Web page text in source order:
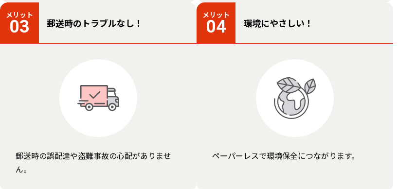
メリット
03 郵送時のトラブルなし！
郵送時の誤配達や盗難事故の心配がありませ
ん。
メリット
04 環境にやさしい！
ペーパーレスで環境保全につながります。